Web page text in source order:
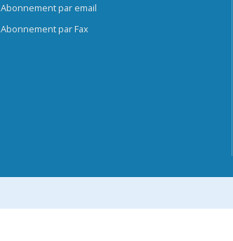
Abonnement par email
Abonnement par Fax